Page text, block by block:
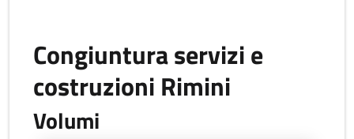
Congiuntura servizi e
costruzioni Rimini
Volumi